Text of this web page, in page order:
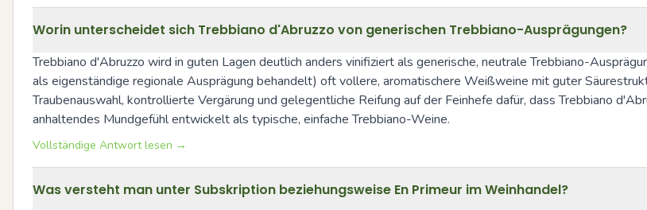
Worin unterscheidet sich Trebbiano d'Abruzzo von generischen Trebbiano-Ausprägungen?
Trebbiano d'Abruzzo wird in guten Lagen deutlich anders vinifiziert als generische, neutrale Trebbiano-
als eigenständige regionale Ausprägung behandelt) oft vollere, aromatischere Weißweine mit guter
Traubenauswahl, kontrollierte Vergärung und gelegentliche Reifung auf der Feinhefe dafür, dass Trebbiano
anhaltendes Mundgefühl entwickelt als typische, einfache Trebbiano-Weine.
Vollständige Antwort lesen →
Was versteht man unter Subskription beziehungsweise En Primeur im Weinhandel?